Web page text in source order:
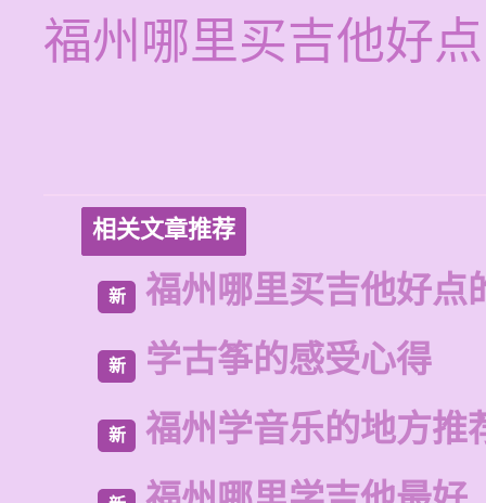
福州哪里买吉他好
相关文章推荐
新 福州哪里买吉他好点
新 学古筝的感受心得
新 福州学音乐的地方推